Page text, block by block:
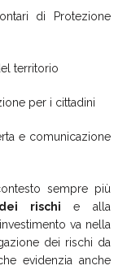
di Protezione
territorio
per i cittadini
e comunicazione
sempre più
rischi e alla
va nella
dei rischi da
evidenzia anche